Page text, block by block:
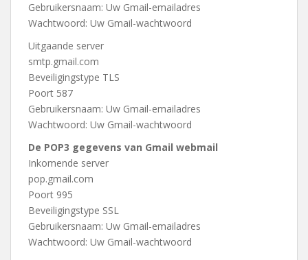
Gebruikersnaam: Uw Gmail-emailadres
Wachtwoord: Uw Gmail-wachtwoord
Uitgaande server
smtp.gmail.com
Beveiligingstype TLS
Poort 587
Gebruikersnaam: Uw Gmail-emailadres
Wachtwoord: Uw Gmail-wachtwoord
De POP3 gegevens van Gmail webmail
Inkomende server
pop.gmail.com
Poort 995
Beveiligingstype SSL
Gebruikersnaam: Uw Gmail-emailadres
Wachtwoord: Uw Gmail-wachtwoord